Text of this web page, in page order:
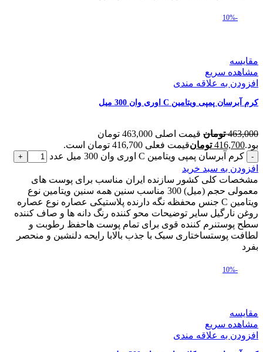
-10%
مقایسه
مشاهده سریع
افزودن به علاقه مندی
کرم آبرسان پمپی ویتامین C اوری وان 300 میل
463,000 تومان
قیمت اصلی 463,000 تومان
بود.416,700 تومانقیمت فعلی 416,700 تومان است.
کرم آبرسان پمپی ویتامین C اوری وان 300 میل عدد
افزودن به سبد خرید
مشخصات کلی کشور سازنده ایران مناسب برای پوست های
معمولی حجم (میل) 300 مناسب سنین همه سنین ویتامین نوع
ویتامین C جنس محفظه نگه دارنده پلاستیکی عصاره نوع عصاره
روغن نارگیل سایر توضیحات محو کننده رنگ دانه ها و صاف کننده
سطح پوستنرم کننده قوی برای تمام پوست هاحفظ رطوبت و
لطافت پوستساختاری سبک با جذب بالابا رایحه دلنشین و منحصر
بفرد
-10%
مقایسه
مشاهده سریع
افزودن به علاقه مندی